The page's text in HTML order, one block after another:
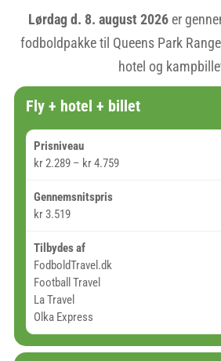
Lørdag d. 8. august 2026er
fodboldpakke til Queens Park
hotel og
Fly + hotel + billet
Prisniveau
kr 2.289 – kr 4.759
Gennemsnitspris
kr 3.519
Tilbydes af
FodboldTravel.dk
Football Travel
La Travel
Olka Express